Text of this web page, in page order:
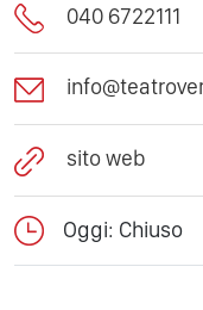
040 6722111
sito web
Oggi: Chiuso